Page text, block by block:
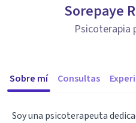
Sorepaye
Psicoterapia
Sobre mí Consultas
Soy una psicoterapeuta